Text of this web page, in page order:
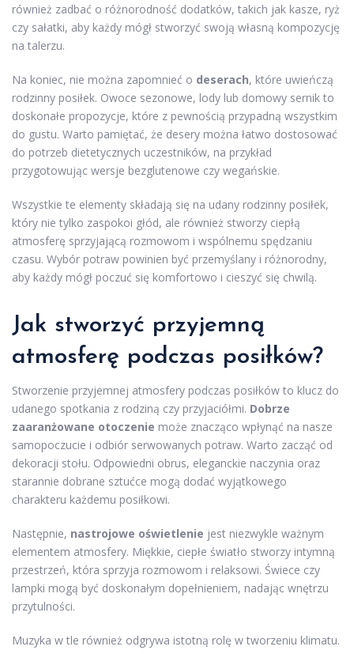
również zadbać o różnorodność dodatków, takich jak kasze, ryż
czy sałatki, aby każdy mógł stworzyć swoją własną kompozycję
na talerzu.
Na koniec, nie można zapomnieć o deserach, które uwieńczą
rodzinny posiłek. Owoce sezonowe, lody lub domowy sernik to
doskonałe propozycje, które z pewnością przypadną wszystkim
do gustu. Warto pamiętać, że desery można łatwo dostosować
do potrzeb dietetycznych uczestników, na przykład
przygotowując wersje bezglutenowe czy wegańskie.
Wszystkie te elementy składają się na udany rodzinny posiłek,
który nie tylko zaspokoi głód, ale również stworzy ciepłą
atmosferę sprzyjającą rozmowom i wspólnemu spędzaniu
czasu. Wybór potraw powinien być przemyślany i różnorodny,
aby każdy mógł poczuć się komfortowo i cieszyć się chwilą.
Jak stworzyć przyjemną
atmosferę podczas posiłków?
Stworzenie przyjemnej atmosfery podczas posiłków to klucz do
udanego spotkania z rodziną czy przyjaciółmi. Dobrze
zaaranżowane otoczenie może znacząco wpłynąć na nasze
samopoczucie i odbiór serwowanych potraw. Warto zacząć od
dekoracji stołu. Odpowiedni obrus, eleganckie naczynia oraz
starannie dobrane sztućce mogą dodać wyjątkowego
charakteru każdemu posiłkowi.
Następnie, nastrojowe oświetlenie jest niezwykle ważnym
elementem atmosfery. Miękkie, ciepłe światło stworzy intymną
przestrzeń, która sprzyja rozmowom i relaksowi. Świece czy
lampki mogą być doskonałym dopełnieniem, nadając wnętrzu
przytulności.
Muzyka w tle również odgrywa istotną rolę w tworzeniu klimatu.